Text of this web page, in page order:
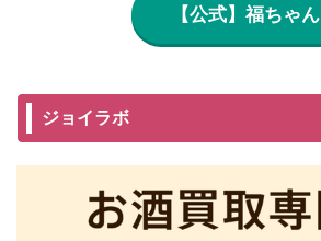
【公式】福ちゃん
ジョイラボ